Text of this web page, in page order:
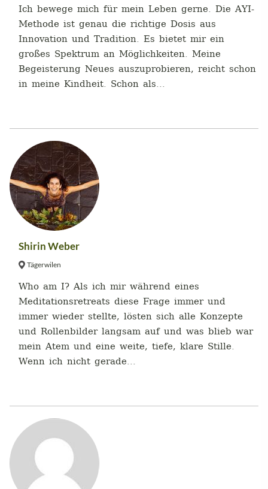
Ich bewege mich für mein Leben gerne. Die AYI-
Methode ist genau die richtige Dosis aus
Innovation und Tradition. Es bietet mir ein
großes Spektrum an Möglichkeiten. Meine
Begeisterung Neues auszuprobieren, reicht schon
in meine Kindheit. Schon als...
Shirin Weber
Tägerwilen
Who am I? Als ich mir während eines
Meditationsretreats diese Frage immer und
immer wieder stellte, lösten sich alle Konzepte
und Rollenbilder langsam auf und was blieb war
mein Atem und eine weite, tiefe, klare Stille.
Wenn ich nicht gerade...